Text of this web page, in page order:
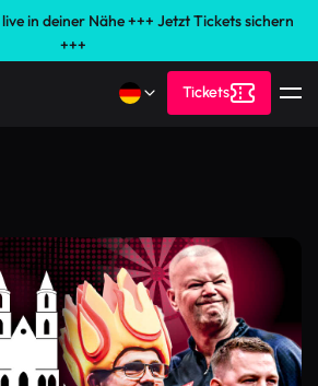
in deiner Nähe +++ Jetzt Tickets sichern
+++
Tickets